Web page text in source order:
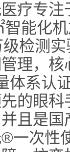
专注
能化
检测
理，
体系认
的眼
且是
一次性